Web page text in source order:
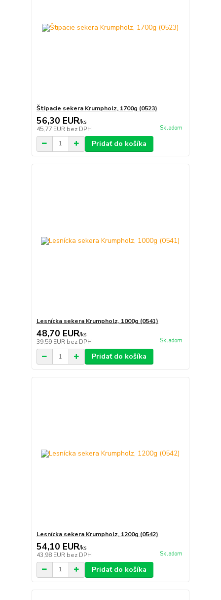
Štipacie sekera Krumpholz, 1700g (0523)
56,30 EUR/ks
45,77 EUR bez DPH Skladom
Pridať do košíka
Lesnícka sekera Krumpholz, 1000g (0541)
48,70 EUR/ks
39,59 EUR bez DPH Skladom
Pridať do košíka
Lesnícka sekera Krumpholz, 1200g (0542)
54,10 EUR/ks
43,98 EUR bez DPH Skladom
Pridať do košíka